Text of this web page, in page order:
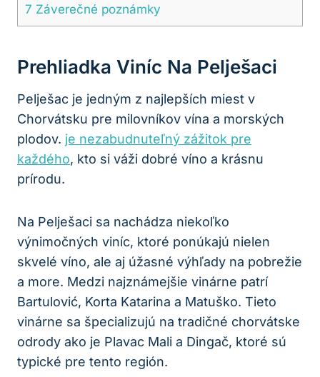
7 Záverečné ​poznámky
Prehliadka Viníc Na Pelješaci
Pelješac je⁣ jedným ⁤z najlepších miest v
Chorvátsku pre milovníkov⁢ vína a morských
plodov. je nezabudnuteľný zážitok pre
každého, kto si váži dobré víno a krásnu
prírodu.
Na ‍Pelješaci sa nachádza niekoľko
výnimočných viníc, ktoré ponúkajú⁤ nielen
skvelé víno, ale aj úžasné výhľady na pobrežie
a more. Medzi najznámejšie vinárne patrí
Bartulović, Korta Katarina a Matuško. Tieto
vinárne​ sa ⁢špecializujú na tradičné chorvátske
odrody ako je Plavac Mali a Dingač,​ ktoré ⁤sú
typické pre tento región.